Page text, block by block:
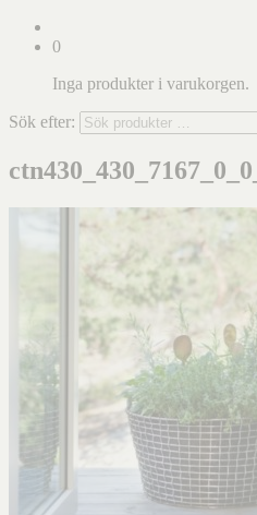
0
Inga produkter i varukorgen.
Sök efter: